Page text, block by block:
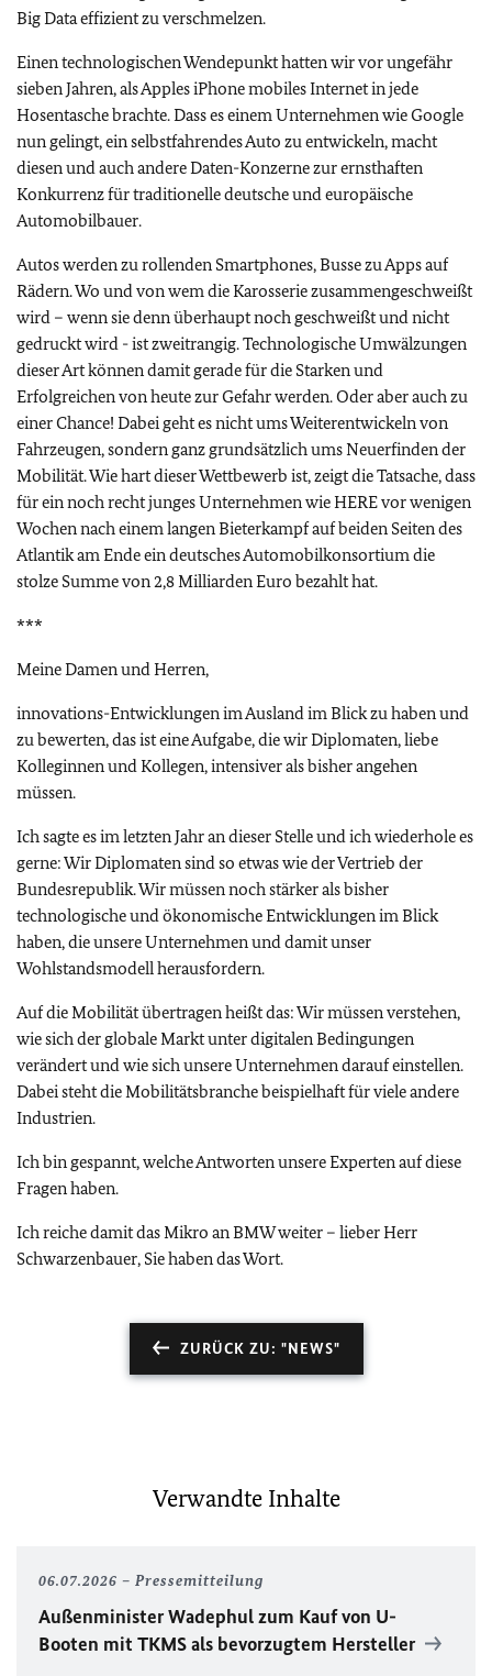
Big Data effizient zu verschmelzen.
Einen technologischen Wendepunkt hatten wir vor ungefähr
sieben Jahren, als Apples iPhone mobiles Internet in jede
Hosentasche brachte. Dass es einem Unternehmen wie Google
nun gelingt, ein selbstfahrendes Auto zu entwickeln, macht
diesen und auch andere Daten-Konzerne zur ernsthaften
Konkurrenz für traditionelle deutsche und europäische
Automobilbauer.
Autos werden zu rollenden Smartphones, Busse zu Apps auf
Rädern. Wo und von wem die Karosserie zusammengeschweißt
wird – wenn sie denn überhaupt noch geschweißt und nicht
gedruckt wird - ist zweitrangig. Technologische Umwälzungen
dieser Art können damit gerade für die Starken und
Erfolgreichen von heute zur Gefahr werden. Oder aber auch zu
einer Chance! Dabei geht es nicht ums Weiterentwickeln von
Fahrzeugen, sondern ganz grundsätzlich ums Neuerfinden der
Mobilität. Wie hart dieser Wettbewerb ist, zeigt die Tatsache, dass
für ein noch recht junges Unternehmen wie HERE vor wenigen
Wochen nach einem langen Bieterkampf auf beiden Seiten des
Atlantik am Ende ein deutsches Automobilkonsortium die
stolze Summe von 2,8 Milliarden Euro bezahlt hat.
***
Meine Damen und Herren,
innovations-Entwicklungen im Ausland im Blick zu haben und
zu bewerten, das ist eine Aufgabe, die wir Diplomaten, liebe
Kolleginnen und Kollegen, intensiver als bisher angehen
müssen.
Ich sagte es im letzten Jahr an dieser Stelle und ich wiederhole es
gerne: Wir Diplomaten sind so etwas wie der Vertrieb der
Bundesrepublik. Wir müssen noch stärker als bisher
technologische und ökonomische Entwicklungen im Blick
haben, die unsere Unternehmen und damit unser
Wohlstandsmodell herausfordern.
Auf die Mobilität übertragen heißt das: Wir müssen verstehen,
wie sich der globale Markt unter digitalen Bedingungen
verändert und wie sich unsere Unternehmen darauf einstellen.
Dabei steht die Mobilitätsbranche beispielhaft für viele andere
Industrien.
Ich bin gespannt, welche Antworten unsere Experten auf diese
Fragen haben.
Ich reiche damit das Mikro an BMW weiter – lieber Herr
Schwarzenbauer, Sie haben das Wort.
ZURÜCK ZU: "NEWS"
Verwandte Inhalte
06.07.2026 Pressemitteilung
Außenminister Wadephul zum Kauf von U-
Booten mit TKMS als bevorzugtem Hersteller